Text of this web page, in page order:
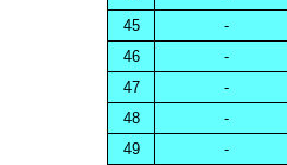
45
-
46
-
47
-
48
-
49
-